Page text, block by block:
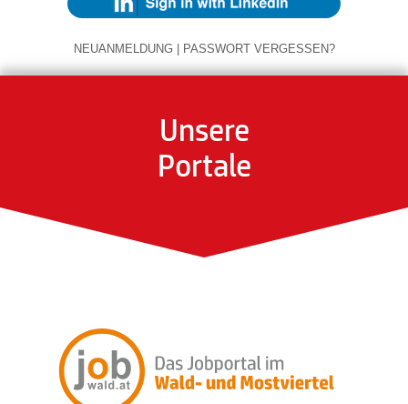
NEUANMELDUNG | PASSWORT VERGESSEN?
Unsere
Portale